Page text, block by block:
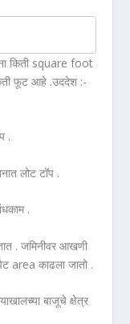
किती square foot
फूट आहे .उददेश :-
.
लोट टॉप .
.
. जमिनीवर आखणी
area काढला जातो .
बाजूचे क्षेत्र